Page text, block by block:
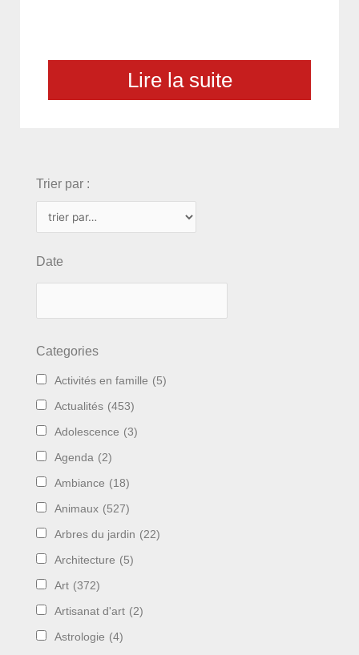
Lire la suite
Trier par :
Date
Categories
Activités en famille (5)
Actualités (453)
Adolescence (3)
Agenda (2)
Ambiance (18)
Animaux (527)
Arbres du jardin (22)
Architecture (5)
Art (372)
Artisanat d'art (2)
Astrologie (4)